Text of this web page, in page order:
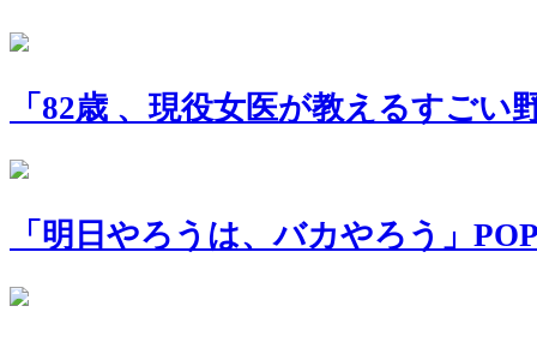
「82歳 、現役女医が教えるすごい
「明日やろうは、バカやろう」